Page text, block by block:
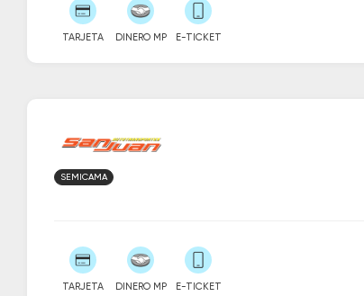
TARJETA DINERO MP E-TICKET
SEMICAMA
TARJETA DINERO MP E-TICKET